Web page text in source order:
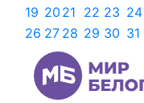
19 20 21 22 23 24
26 27 28 29 30 31